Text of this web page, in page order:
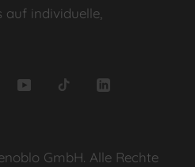
auf individuelle,
GmbH. Alle Rechte